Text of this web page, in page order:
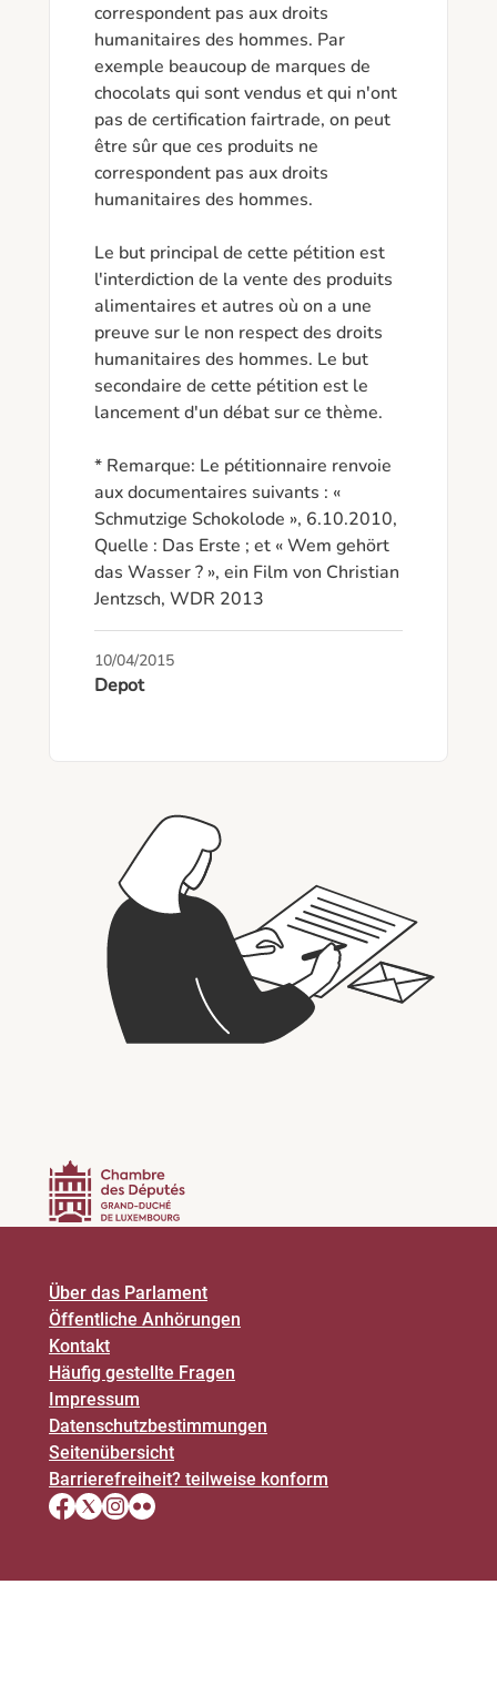
correspondent pas aux droits
humanitaires des hommes. Par
exemple beaucoup de marques de
chocolats qui sont vendus et qui n'ont
pas de certification fairtrade, on peut
être sûr que ces produits ne
correspondent pas aux droits
humanitaires des hommes.
Le but principal de cette pétition est
l'interdiction de la vente des produits
alimentaires et autres où on a une
preuve sur le non respect des droits
humanitaires des hommes. Le but
secondaire de cette pétition est le
lancement d'un débat sur ce thème.
* Remarque: Le pétitionnaire renvoie
aux documentaires suivants : «
Schmutzige Schokolode », 6.10.2010,
Quelle : Das Erste ; et « Wem gehört
das Wasser ? », ein Film von Christian
Jentzsch, WDR 2013
10/04/2015
Depot
Über das Parlament
Öffentliche Anhörungen
Kontakt
Häufig gestellte Fragen
Impressum
Datenschutz­bestimmungen
Seitenübersicht
Barrierefreiheit? teilweise konform